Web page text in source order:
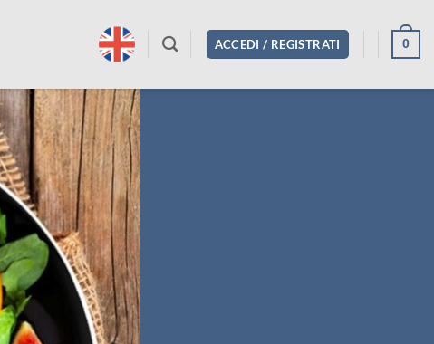
ACCEDI / REGISTRATI 0